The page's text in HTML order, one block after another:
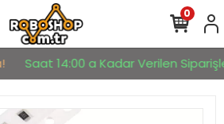
Saat 14:00 a Kadar Verilen
0